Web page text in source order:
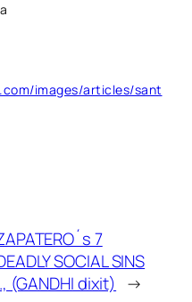
7
SOCIAL SINS
(GANDHI dixit) →